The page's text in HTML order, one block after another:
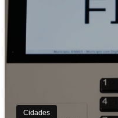
Cidades